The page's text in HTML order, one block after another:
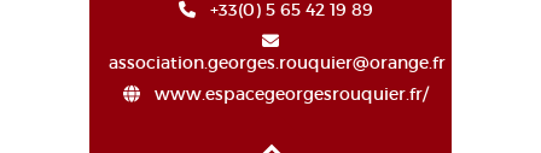
+33(0) 5 65 42 19 89
association.georges.rouquier@orange.fr
www.espacegeorgesrouquier.fr/